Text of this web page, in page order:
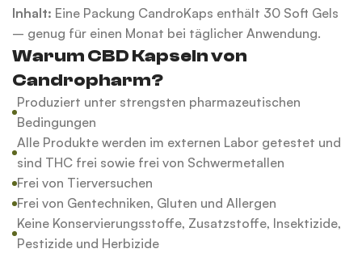
Inhalt: Eine Packung CandroKaps enthält 30 Soft Gels
– genug für einen Monat bei täglicher Anwendung.
Warum CBD Kapseln von
Candropharm?
Produziert unter strengsten pharmazeutischen
Bedingungen
Alle Produkte werden im externen Labor getestet und
sind THC frei sowie frei von Schwermetallen
Frei von Tierversuchen
Frei von Gentechniken, Gluten und Allergen
Keine Konservierungsstoffe, Zusatzstoffe, Insektizide,
Pestizide und Herbizide